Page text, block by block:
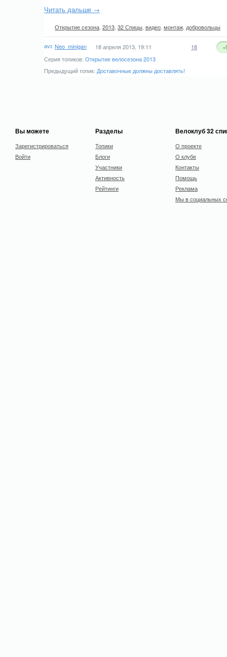
Читать дальше →
Открытие сезона 2013 32 Спицы видео монтаж добровольцы
Neo_minigan 18 апреля 2013, 19:11 18
Серия топиков: Открытие велосезона 2013
Предыдущий топик: Доставочные должны доставлять!
Вы можете
Зарегистрироваться
Войти
Разделы
Топики
Блоги
Участники
Активность
Рейтинги
Велоклуб 32
О проекте
О клубе
Контакты
Помощь
Реклама
Мы в социальных